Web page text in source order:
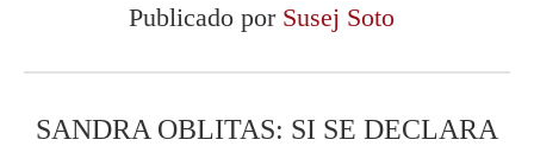
Publicado por Susej Soto
SANDRA OBLITAS: SI SE DECLARA